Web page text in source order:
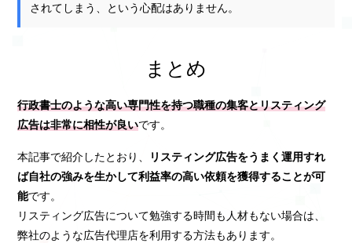
されてしまう、という心配はありません。
まとめ
行政書士のような高い専門性を持つ職種の集客とリスティング
広告は非常に相性が良いです。
本記事で紹介したとおり、
リスティング広告をうまく運用すれ
ば自社の強みを生かして利益率の高い依頼を獲得することが可
能です。
リスティング広告について勉強する時間も人材もない場合は、
弊社のような広告代理店を利用する方法もあります。